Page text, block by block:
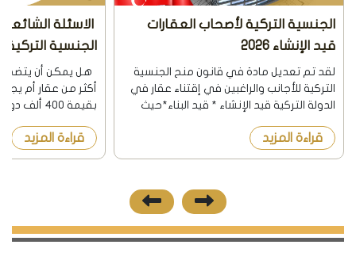
الجنسية التركية لأصحاب العقارات
قيد الإنشاء 2026
لقد تم تعديل مادة في قانون منح الجنسية
التركية للأجانب والراغبين في إقتناء عقار في
الدولة التركية قيد الإنشاء * قيد البناء*حيث
8/12/2018 هذا التعديل. اشترطت المادةقراءة المزيد
الاسئلة
الجنسية التركية
العقاري 2026
أكثر من عقار أم يجب
بقيمة 400
ألف دولار. هل
قراءة المزيد